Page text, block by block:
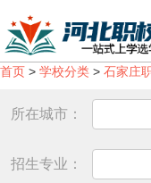
首页 > 学校分类 > 石家庄
所在城市：
招生专业：